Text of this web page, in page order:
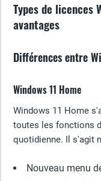
Types de licences
avantages
Différences entre
Windows 11 Home
Windows 11 Home
toutes les fonctions
quotidienne. Il s'agit
Nouveau menu